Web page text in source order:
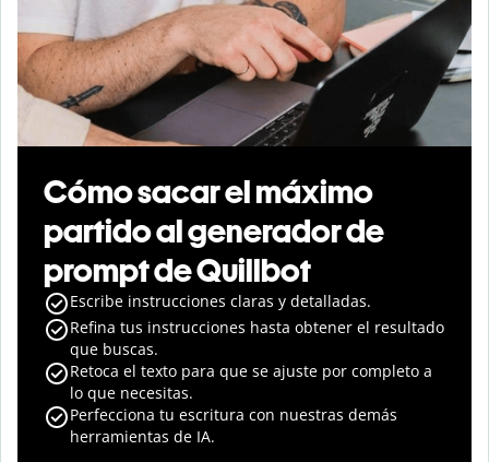
Cómo sacar el máximo
partido al generador de
prompt de Quillbot
Escribe instrucciones claras y detalladas.
Refina tus instrucciones hasta obtener el resultado
que buscas.
Retoca el texto para que se ajuste por completo a
lo que necesitas.
Perfecciona tu escritura con nuestras demás
herramientas de IA.